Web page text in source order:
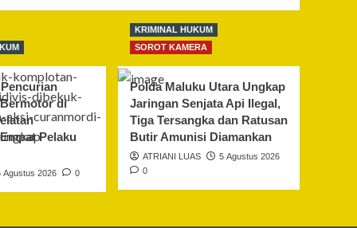
di
Pelaku
Agustus 2026 0
KRIMINAL HUKUM
SOROT KAMERA
Polda Maluku Utara Ungkap
Jaringan Senjata Api Ilegal,
Tiga Tersangka dan Ratusan
Butir Amunisi Diamankan
ATRIANI LUAS
5 Agustus 2026
0